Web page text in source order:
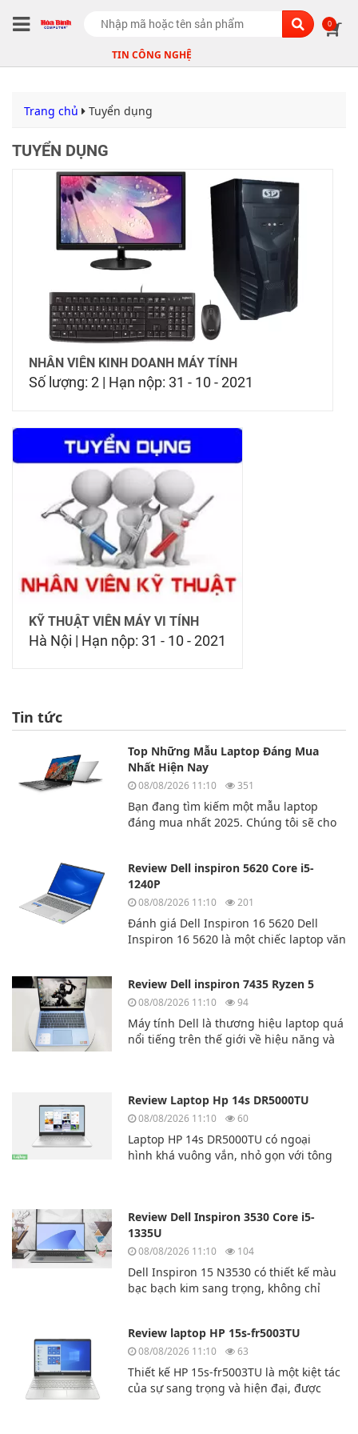
0
Search
TIN CÔNG NGHỆ
Trang chủ Tuyển dụng
TUYỂN DỤNG
NHÂN VIÊN KINH DOANH MÁY TÍNH
Số lượng: 2 | Hạn nộp: 31 - 10 - 2021
KỸ THUẬT VIÊN MÁY VI TÍNH
Hà Nội | Hạn nộp: 31 - 10 - 2021
Tin tức
Top Những Mẫu Laptop Đáng Mua
Nhất Hiện Nay
08/08/2026 11:10 351
Bạn đang tìm kiếm một mẫu laptop
đáng mua nhất 2025. Chúng tôi sẽ cho
Review Dell inspiron 5620 Core i5-
1240P
08/08/2026 11:10 201
Đánh giá Dell Inspiron 16 5620 Dell
Inspiron 16 5620 là một chiếc laptop văn
cao và đa nhiệm mượt mà.
Review Dell inspiron 7435 Ryzen 5
08/08/2026 11:10 94
Máy tính Dell là thương hiệu laptop quá
nổi tiếng trên thế giới về hiệu năng và
Review Laptop Hp 14s DR5000TU
08/08/2026 11:10 60
Laptop HP 14s DR5000TU có ngoại
hình khá vuông vắn, nhỏ gọn với tông
nhựa cao cấp.
Review Dell Inspiron 3530 Core i5-
1335U
08/08/2026 11:10 104
Dell Inspiron 15 N3530 có thiết kế màu
bạc bạch kim sang trọng, không chỉ
dùng chuyên nghiệp, sinh viên hay
văn phòng thì chiếc laptop này là sự lựa
chọn hoàn hảo dành cho bạn.
Review laptop HP 15s-fr5003TU
08/08/2026 11:10 63
Thiết kế HP 15s-fr5003TU là một kiệt tác
của sự sang trọng và hiện đại, được